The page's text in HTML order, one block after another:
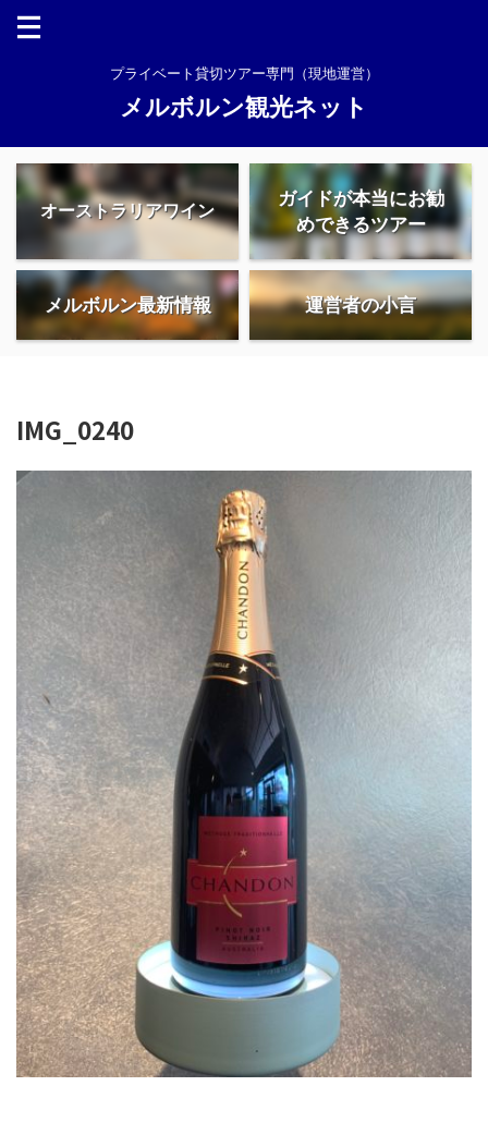
プライベート貸切ツアー専門（現地運営）
メルボルン観光ネット
オーストラリアワイン
ガイドが本当にお勧
めできるツアー
メルボルン最新情報 運営者の小言
IMG_0240